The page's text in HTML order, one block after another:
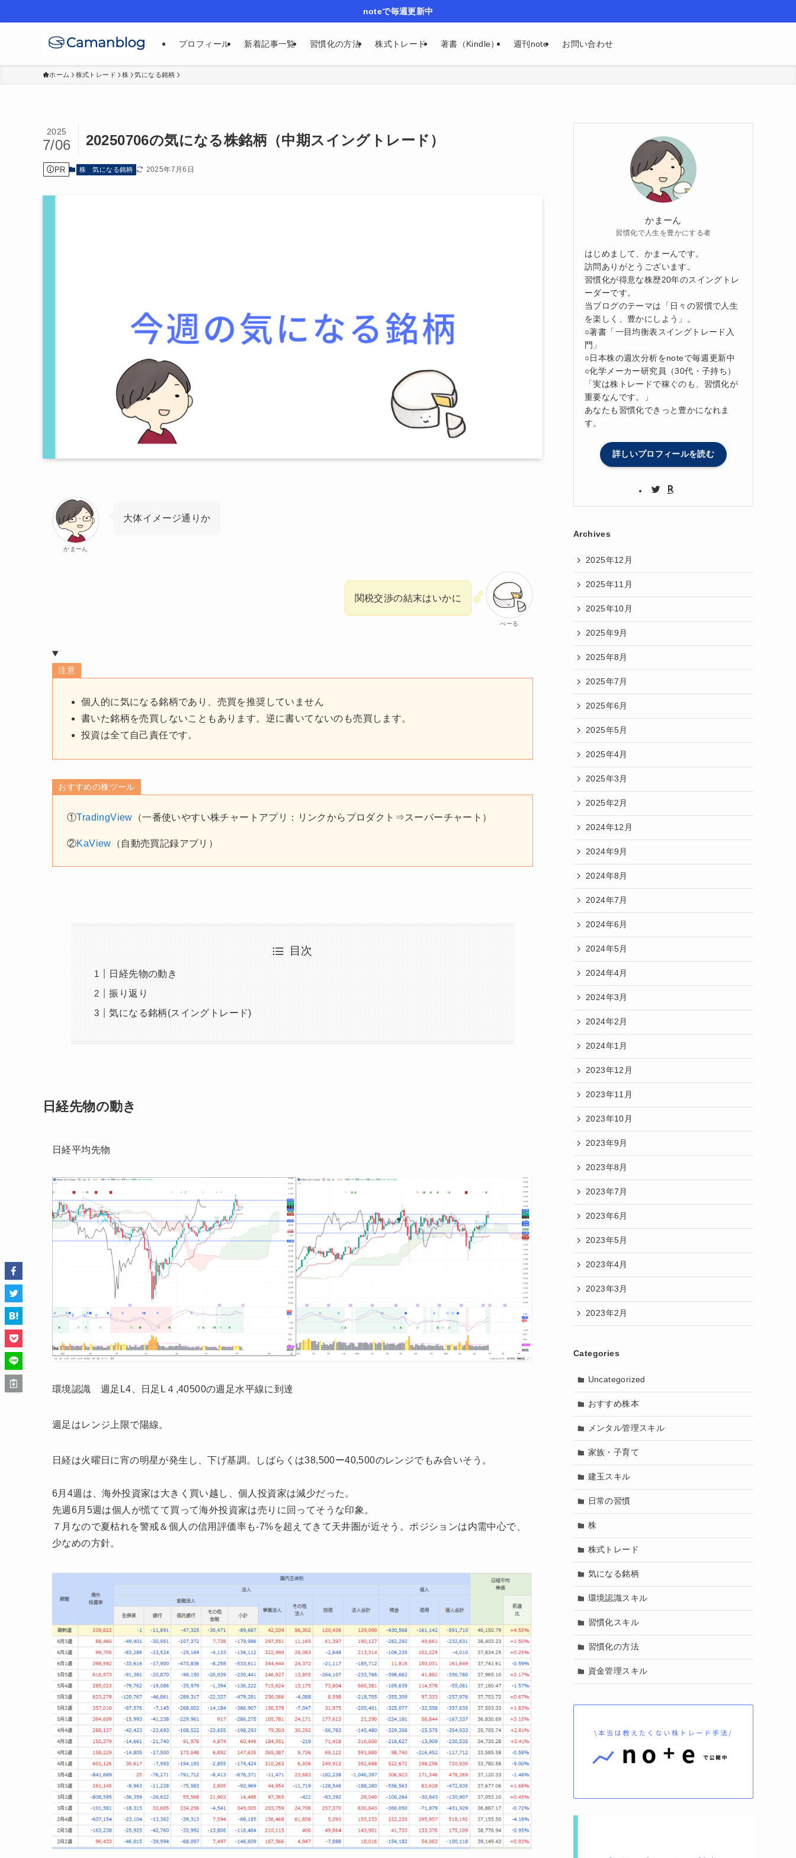
noteで毎週更新中
プロフィール 新着記事一覧 習慣化の方法 株式トレード 著書（Kindle） 週刊note お問い合わせ
ホーム 株式トレード 株 気になる銘柄
20250706の気になる株銘柄（中期スイングトレード）
2025
7/06
PR 株 気になる銘柄 2025年7月6日
かまーん
大体イメージ通りか
べーる
関税交渉の結末はいかに
注意
個人的に気になる銘柄であり、売買を推奨していません
書いた銘柄を売買しないこともあります。逆に書いてないのも売買します。
投資は全て自己責任です。
おすすめの株ツール
①TradingView （一番使いやすい株チャートアプリ：リンクからプロダクト⇒スーパーチャート）
②KaView （自動売買記録アプリ）
目次
日経先物の動き
振り返り
気になる銘柄(スイングトレード)
日経先物の動き
日経平均先物
環境認識 週足L4、日足L４,40500の週足水平線に到達
週足はレンジ上限で陽線。
日経は火曜日に宵の明星が発生し、下げ基調。しばらくは38,500ー40,500のレンジでもみ合いそう。
6月4週は、海外投資家は大きく買い越し、個人投資家は減少だった。
先週6月5週は個人が慌てて買って海外投資家は売りに回ってそうな印象。
７月なので夏枯れを警戒＆個人の信用評価率も-7%を超えてきて天井圏が近そう。ポジションは内需中心で、
少なめの方針。
かまーん
習慣化で人生を豊かにする者
はじめまして、かまーんです。
訪問ありがとうございます。
習慣化が得意な株歴20年のスイングトレ
ーダーです。
当ブログのテーマは「日々の習慣で人生
を楽しく、豊かにしよう」。
○著書「一目均衡表スイングトレード入
門」
○日本株の週次分析をnoteで毎週更新中
○化学メーカー研究員（30代・子持ち）
「実は株トレードで稼ぐのも、習慣化が
重要なんです。」
あなたも習慣化できっと豊かになれま
す。
詳しいプロフィールを読む
Archives
2025年12月
2025年11月
2025年10月
2025年9月
2025年8月
2025年7月
2025年6月
2025年5月
2025年4月
2025年3月
2025年2月
2024年12月
2024年9月
2024年8月
2024年7月
2024年6月
2024年5月
2024年4月
2024年3月
2024年2月
2024年1月
2023年12月
2023年11月
2023年10月
2023年9月
2023年8月
2023年7月
2023年6月
2023年5月
2023年4月
2023年3月
2023年2月
Categories
Uncategorized
おすすめ株本
メンタル管理スキル
家族・子育て
建玉スキル
日常の習慣
株
株式トレード
気になる銘柄
環境認識スキル
習慣化スキル
習慣化の方法
資金管理スキル